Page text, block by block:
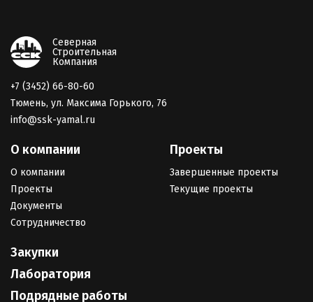
Северная
Строительная
Компания
+7 (3452) 66-80-60
Тюмень, ул. Максима Горького, 76
info@ssk-yamal.ru
О компании
О компании
Проекты
Документы
Сотрудничество
Проекты
Завершенные проекты
Текущие проекты
Закупки
Лаборатория
Подрядные работы